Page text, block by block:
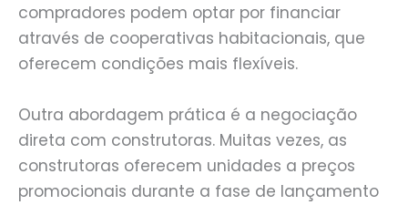
compradores podem optar por financiar
através de cooperativas habitacionais, que
oferecem condições mais flexíveis.
Outra abordagem prática é a negociação
direta com construtoras. Muitas vezes, as
construtoras oferecem unidades a preços
promocionais durante a fase de lançamento